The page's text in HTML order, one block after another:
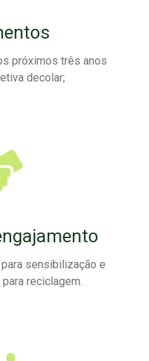
próximos três anos
decolar;
sensibilização e
reciclagem.